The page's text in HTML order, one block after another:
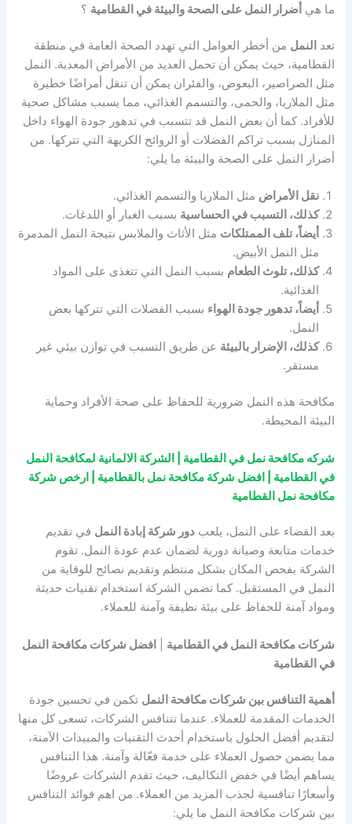
ما هي أضرار النمل على الصحة والبيئة في القطامية ؟
تعد النمل من أخطر العوامل التي تهدد الصحة العامة في منطقة
القطامية، حيث يمكن أن تحمل العديد من الأمراض المعدية. النمل
مثل الصراصير، البعوض، والفئران يمكن أن تنقل أمراضًا خطيرة
مثل الملاريا، والحمى، والتسمم الغذائي، مما يسبب مشاكل صحية
للأفراد. كما أن بعض النمل قد تتسبب في تدهور جودة الهواء داخل
المنازل بسبب تراكم الفضلات أو الروائح الكريهة التي تتركها. من
أضرار النمل على الصحة والبيئة ما يلي:
نقل الأمراض مثل الملاريا والتسمم الغذائي.
كذلك، التسبب في الحساسية بسبب الغبار أو اللدغات.
أيضاً، تلف الممتلكات مثل الأثاث والملابس نتيجة النمل المدمرة
مثل النمل الأبيض.
كذلك، تلوث الطعام بسبب النمل التي تتغذى على المواد
الغذائية.
أيضاً، تدهور جودة الهواء بسبب الفضلات التي تتركها بعض
النمل.
كذلك، الإضرار بالبيئة عن طريق التسبب في توازن بيئي غير
مستقر.
مكافحة هذه النمل ضرورية للحفاظ على صحة الأفراد وحماية
البيئة المحيطة.
شركه مكافحة نمل في القطامية | الشركة الالمانية لمكافحة النمل
في القطامية | افضل شركة مكافحة نمل بالقطامية | ارخص شركة
مكافحة نمل القطامية
بعد القضاء على النمل، يلعبدور شركة إبادة النمل في تقديم
خدمات متابعة وصيانة دورية لضمان عدم عودة النمل. تقوم
الشركة بفحص المكان بشكل منتظم وتقديم نصائح للوقاية من
النمل في المستقبل. كما تضمن الشركة استخدام تقنيات حديثة
ومواد آمنة للحفاظ على بيئة نظيفة وآمنة للعملاء.
شركات مكافحة النمل في القطامية
افضل شركات مكافحة النمل
في القطامية
أهمية التنافس بين شركات مكافحة النمل تكمن في تحسين جودة
الخدمات المقدمة للعملاء. عندما تتنافس الشركات، تسعى كل منها
لتقديم أفضل الحلول باستخدام أحدث التقنيات والمبيدات الآمنة،
مما يضمن حصول العملاء على خدمة فعّالة وآمنة. هذا التنافس
يساهم أيضًا في خفض التكاليف، حيث تقدم الشركات عروضًا
وأسعارًا تنافسية لجذب المزيد من العملاء. من اهم فوائد التنافس
بين شركات مكافحة النمل ما يلي: